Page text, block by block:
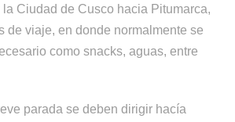
Ciudad de Cusco hacia Pitumarca,
de viaje, en donde normalmente se
como snacks, aguas, entre
parada se deben dirigir hacía